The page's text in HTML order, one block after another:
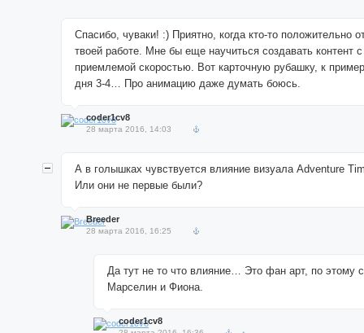
Спасибо, чуваки! :) Приятно, когда кто-то положительно
твоей работе. Мне бы еще научиться создавать контент с
приемлемой скоростью. Вот карточную рубашку, к
дня 3-4… Про анимацию даже думать боюсь.
coder1cv8
28 марта 2016, 14:03
А в голышках чувствуется влияние визуала Adventure
Или они не первые были?
Breeder
28 марта 2016, 16:25
Да тут не то что влияние… Это фан арт, по этому
Марселин и Фиона.
coder1cv8